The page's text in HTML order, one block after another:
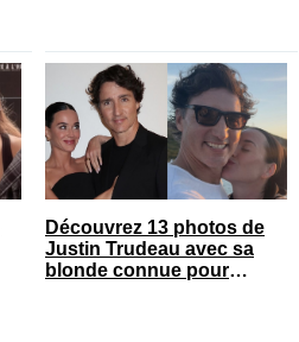
Découvrez 13 photos de
Justin Trudeau avec sa
blonde connue pour